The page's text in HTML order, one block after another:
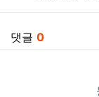
댓글 0